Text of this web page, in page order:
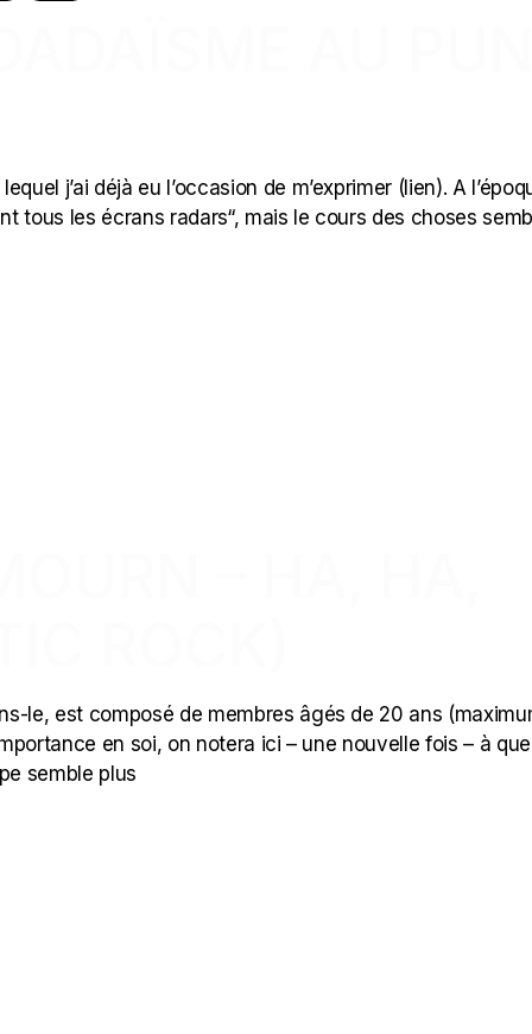
j’ai déjà eu l’occasion de m’exprimer (lien). A
tous les écrans radars“, mais le cours des choses
le, est composé de membres âgés de 20 ans
en soi, on notera ici – une nouvelle fois – à
semble plus